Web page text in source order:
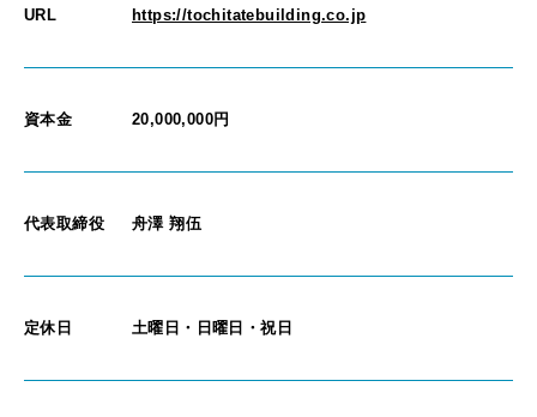
URL https://tochitatebuilding.co.jp
資本金 20,000,000円
代表取締役 舟澤 翔伍
定休日 土曜日・日曜日・祝日